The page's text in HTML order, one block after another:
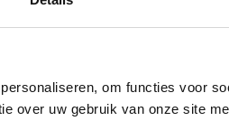
om functies voor
over uw gebruik van onze site